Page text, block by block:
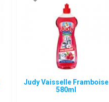
Judy Vaisselle Framboise
580ml